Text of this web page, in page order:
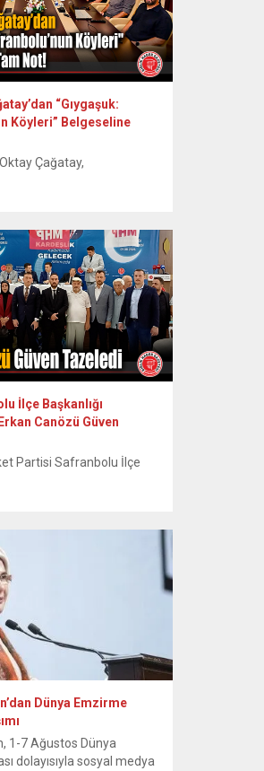
“Gıygaşuk:
Köyleri” Belgeseline
Çağatay,
mirasını kayıt
metraj belgesel filmini
Çağatay, Vali Yardımcıları
Süleyman Yüksel ile
katıldı. Etkinlikte
Alan Başkanı Cemil
İlçe Başkanlığı
Canözü Güven
Partisi Safranbolu İlçe
giren mevcut başkan
seçildi. MHP Safranbolu
15. Olağan Kongresi, Sunal
yoğun bir
Kongreye tek liste
İlçe Başkanı Erkan
güvenini...
Dünya Emzirme
1-7 Ağustos Dünya
dolayısıyla sosyal medya